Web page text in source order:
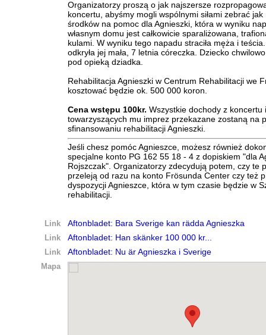
Organizatorzy proszą o jak najszersze
koncertu, abyśmy mogli wspólnymi siłami zebrać jak
środków na pomoc dla Agnieszki, która w wyniku
własnym domu jest całkowicie sparaliżowana,
kulami. W wyniku tego napadu straciła męża i
odkryła jej mała, 7 letnia córeczka. Dziecko
pod opieką dziadka.
Rehabilitacja Agnieszki w Centrum Rehabilitacji we
kosztować będzie ok. 500 000 koron.
Cena wstępu 100kr. Wszystkie dochody z koncertu i
towarzyszących mu imprez przekazane zostaną na
sfinansowaniu rehabilitacji Agnieszki.
Jeśli chesz pomóc Agnieszce, możesz również
specjalne konto PG 162 55 18 - 4 z dopiskiem "dla
Rojszczak". Organizatorzy zdecydują potem, czy te
przeleją od razu na konto Frösunda Center czy też
dyspozycji Agnieszce, która w tym czasie będzie w
rehabilitacji.
Link
Aftonbladet: Bara Sverige kan rädda Agnieszka
Link
Aftonbladet: Han skänker 100 000 kr...
Link
Aftonbladet: Nu är Agnieszka i Sverige
Mapa